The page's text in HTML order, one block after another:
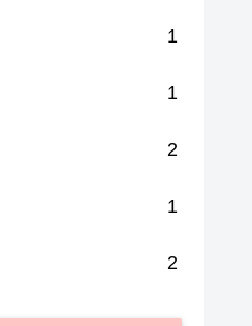
1
1
2
1
2